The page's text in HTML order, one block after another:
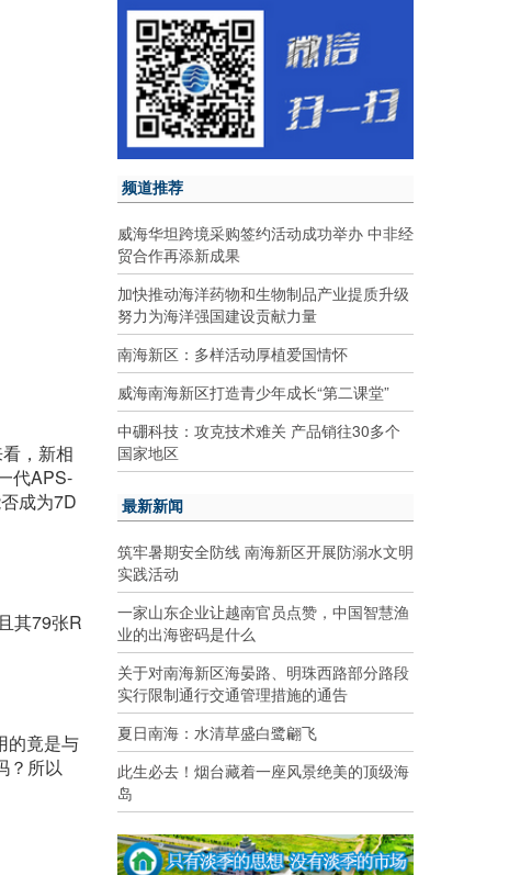
，新相
代APS-
成为7D
其79张R
的竟是与
？所以
频道推荐
威海华坦跨境采购签约活动成功举办 中非经
贸合作再添新成果
加快推动海洋药物和生物制品产业提质升级
努力为海洋强国建设贡献力量
南海新区：多样活动厚植爱国情怀
威海南海新区打造青少年成长“第二课堂”
中硼科技：攻克技术难关 产品销往30多个
国家地区
最新新闻
筑牢暑期安全防线 南海新区开展防溺水文明
实践活动
一家山东企业让越南官员点赞，中国智慧渔
业的出海密码是什么
关于对南海新区海晏路、明珠西路部分路段
实行限制通行交通管理措施的通告
夏日南海：水清草盛白鹭翩飞
此生必去！烟台藏着一座风景绝美的顶级海
岛